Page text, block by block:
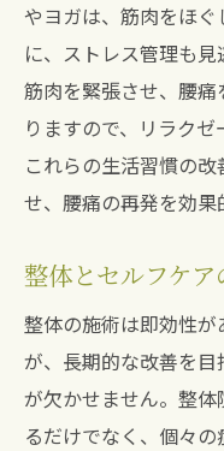
やヨガは、筋肉をほ
に、ストレス管理も
筋肉を緊張させ、腰
りますので、リラクゼ
これらの生活習慣の
せ、腰痛の再発を効果
整体とセルフケ
整体の施術は即効性
が、長期的な改善を
が欠かせません。整
るだけでなく、個々